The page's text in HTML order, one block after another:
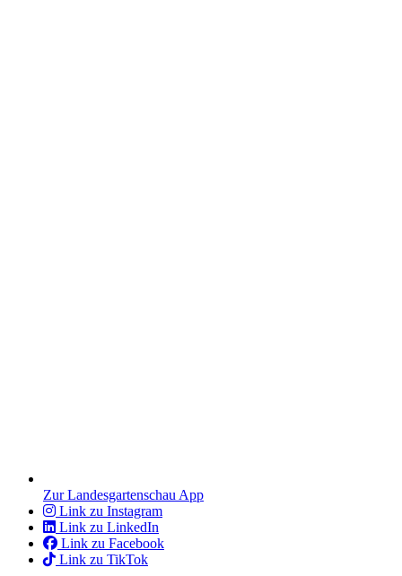
Zur Landesgartenschau App
Link zu Instagram
Link zu LinkedIn
Link zu Facebook
Link zu TikTok